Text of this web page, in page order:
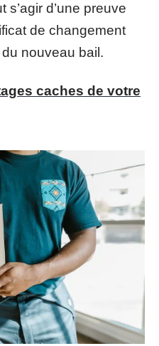
s’agir d’une preuve
de changement
nouveau bail.
caches de votre